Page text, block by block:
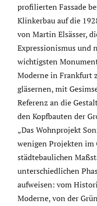
profilierten Fassade
Klinkerbau auf die
von Martin Elsässer,
Expressionismus und
wichtigsten
Moderne in Frankfurt
gläsernen, mit
Referenz an die
den Kopfbauten der
„Das Wohnprojekt
wenigen Projekten
städtebaulichen
unterschiedlichen
aufweisen: vom
Moderne, von der